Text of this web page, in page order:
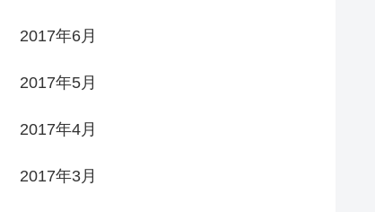
2017年6月
2017年5月
2017年4月
2017年3月